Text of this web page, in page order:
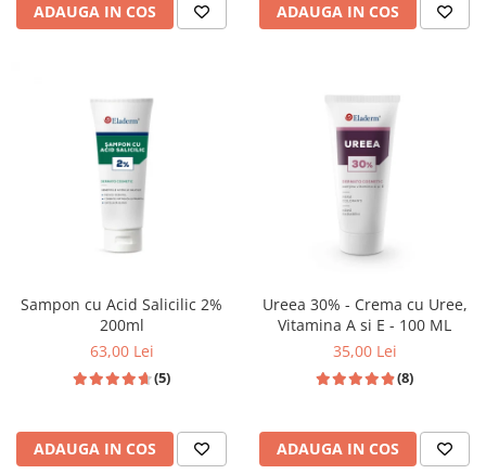
ADAUGA IN COS ADAUGA IN COS
Sampon cu Acid Salicilic 2%
200ml
63,00 Lei
(5)
ADAUGA IN COS
Ureea 30% - Crema cu Uree,
Vitamina A si E - 100 ML
35,00 Lei
(8)
ADAUGA IN COS